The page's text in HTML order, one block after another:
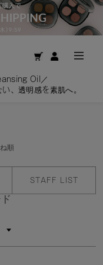
Oil／
、透明感を素肌へ。
順
STAFF LIST